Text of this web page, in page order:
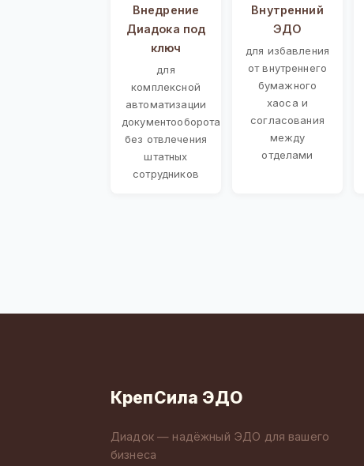
Внедрение
Диадока под
ключ
для
комплексной
автоматизации
документооборота
без отвлечения
штатных
сотрудников
Внутренний
ЭДО
для избавления
от внутреннего
бумажного
хаоса и
согласования
между
отделами
КрепСила ЭДО
Диадок — надёжный ЭДО для вашего
бизнеса